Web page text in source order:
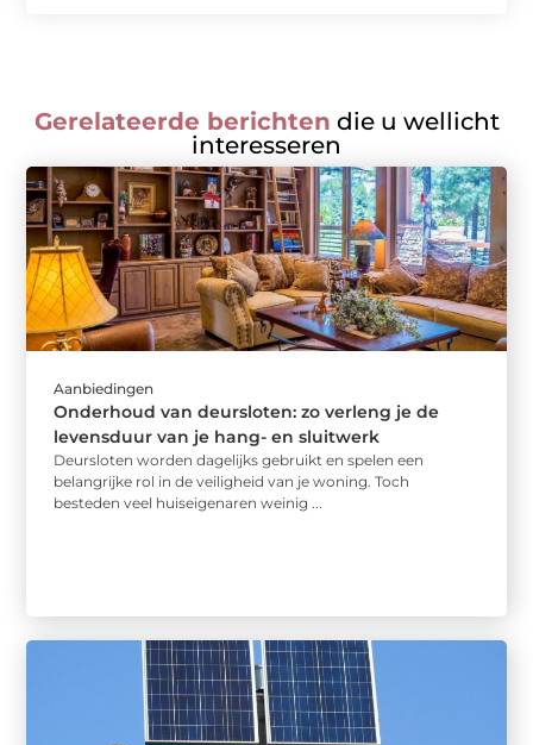
Gerelateerde berichten die u wellicht
interesseren
Aanbiedingen
Onderhoud van deursloten: zo verleng je de
levensduur van je hang- en sluitwerk
Deursloten worden dagelijks gebruikt en spelen een
belangrijke rol in de veiligheid van je woning. Toch
besteden veel huiseigenaren weinig ...